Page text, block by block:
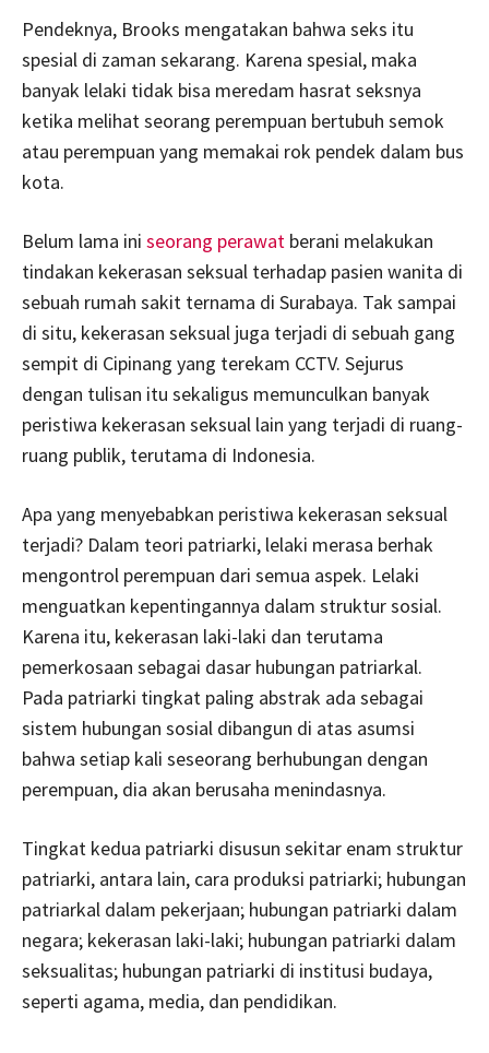
Pendeknya, Brooks mengatakan bahwa seks itu
spesial di zaman sekarang. Karena spesial, maka
banyak lelaki tidak bisa meredam hasrat seksnya
ketika melihat seorang perempuan bertubuh semok
atau perempuan yang memakai rok pendek dalam bus
kota.
Belum lama ini seorang perawat berani melakukan
tindakan kekerasan seksual terhadap pasien wanita di
sebuah rumah sakit ternama di Surabaya. Tak sampai
di situ, kekerasan seksual juga terjadi di sebuah gang
sempit di Cipinang yang terekam CCTV. Sejurus
dengan tulisan itu sekaligus memunculkan banyak
peristiwa kekerasan seksual lain yang terjadi di ruang-
ruang publik, terutama di Indonesia.
Apa yang menyebabkan peristiwa kekerasan seksual
terjadi? Dalam teori patriarki, lelaki merasa berhak
mengontrol perempuan dari semua aspek. Lelaki
menguatkan kepentingannya dalam struktur sosial.
Karena itu, kekerasan laki-laki dan terutama
pemerkosaan sebagai dasar hubungan patriarkal.
Pada patriarki tingkat paling abstrak ada sebagai
sistem hubungan sosial dibangun di atas asumsi
bahwa setiap kali seseorang berhubungan dengan
perempuan, dia akan berusaha menindasnya.
Tingkat kedua patriarki disusun sekitar enam struktur
patriarki, antara lain, cara produksi patriarki; hubungan
patriarkal dalam pekerjaan; hubungan patriarki dalam
negara; kekerasan laki-laki; hubungan patriarki dalam
seksualitas; hubungan patriarki di institusi budaya,
seperti agama, media, dan pendidikan.